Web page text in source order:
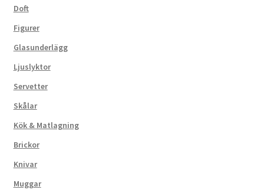
Doft
Figurer
Glasunderlägg
Ljuslyktor
Servetter
Skålar
Kök & Matlagning
Brickor
Knivar
Muggar